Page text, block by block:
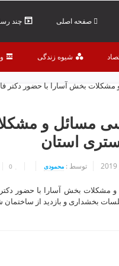
صفحه اصلی چند
شیوه زندگی
مسائل و
استان
توسط : محمودی 0
مشکلات بخش آسارا با حضور
بخشداری و بازدید از